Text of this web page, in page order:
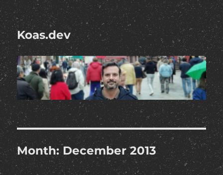
Koas.dev
Month:December 2013